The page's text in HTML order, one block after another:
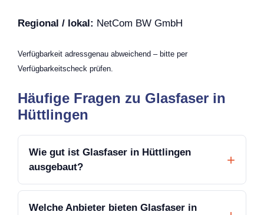
Regional / lokal: NetCom BW GmbH
Verfügbarkeit adressgenau abweichend – bitte per
Verfügbarkeitscheck prüfen.
Häufige Fragen zu Glasfaser in
Hüttlingen
Wie gut ist Glasfaser in Hüttlingen
ausgebaut?
Welche Anbieter bieten Glasfaser in